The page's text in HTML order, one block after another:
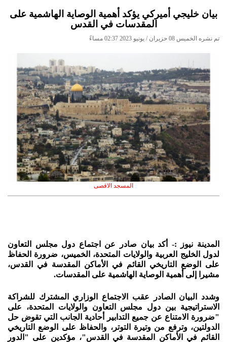
بيان خليجي أميركي يؤكد أهمية الوصاية الهاشمية على
المقدسات في القدس
تم نشره الخميس 08 حزيران / يونيو 2023 02:37 مساءً
المسجد الاقصى
المدينة نيوز :- أكد بيان صادر عن اجتماع دول مجلس التعاون
لدول الخليج العربية والولايات المتحدة، الخميس، ضرورة الحفاظ
على الوضع التاريخي القائم في الأماكن المقدسة في القدس،
مشيرا إلى أهمية الوصاية الهاشمية على المقدسات.
وشدد البيان الصادر عقب الاجتماع الوزاري المشترك للشراكة
الاستراتيجية بين دول مجلس التعاون والولايات المتحدة، على
"ضرورة الامتناع عن جميع التدابير أحادية الجانب التي تقوض حل
الدولتين، وترفع من وتيرة التوتر، والحفاظ على الوضع التاريخي
القائم في الأماكن المقدسة في القدس"، مؤكدين على "الدور